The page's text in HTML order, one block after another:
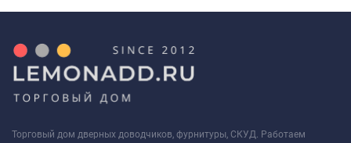
Торговый дом дверных доводчиков, фурнитуры, СКУД. Работаем